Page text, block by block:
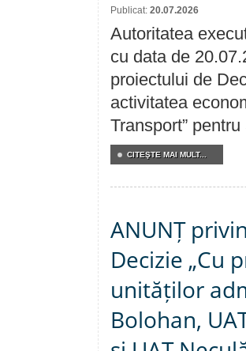
Publicat: 20.07.2026
Autoritatea
cu data de
proiectului de
activitatea
Transport” pentru
CITEŞTE MAI MULT...
ANUNȚ
Decizie „Cu
unităților
Bolohan,